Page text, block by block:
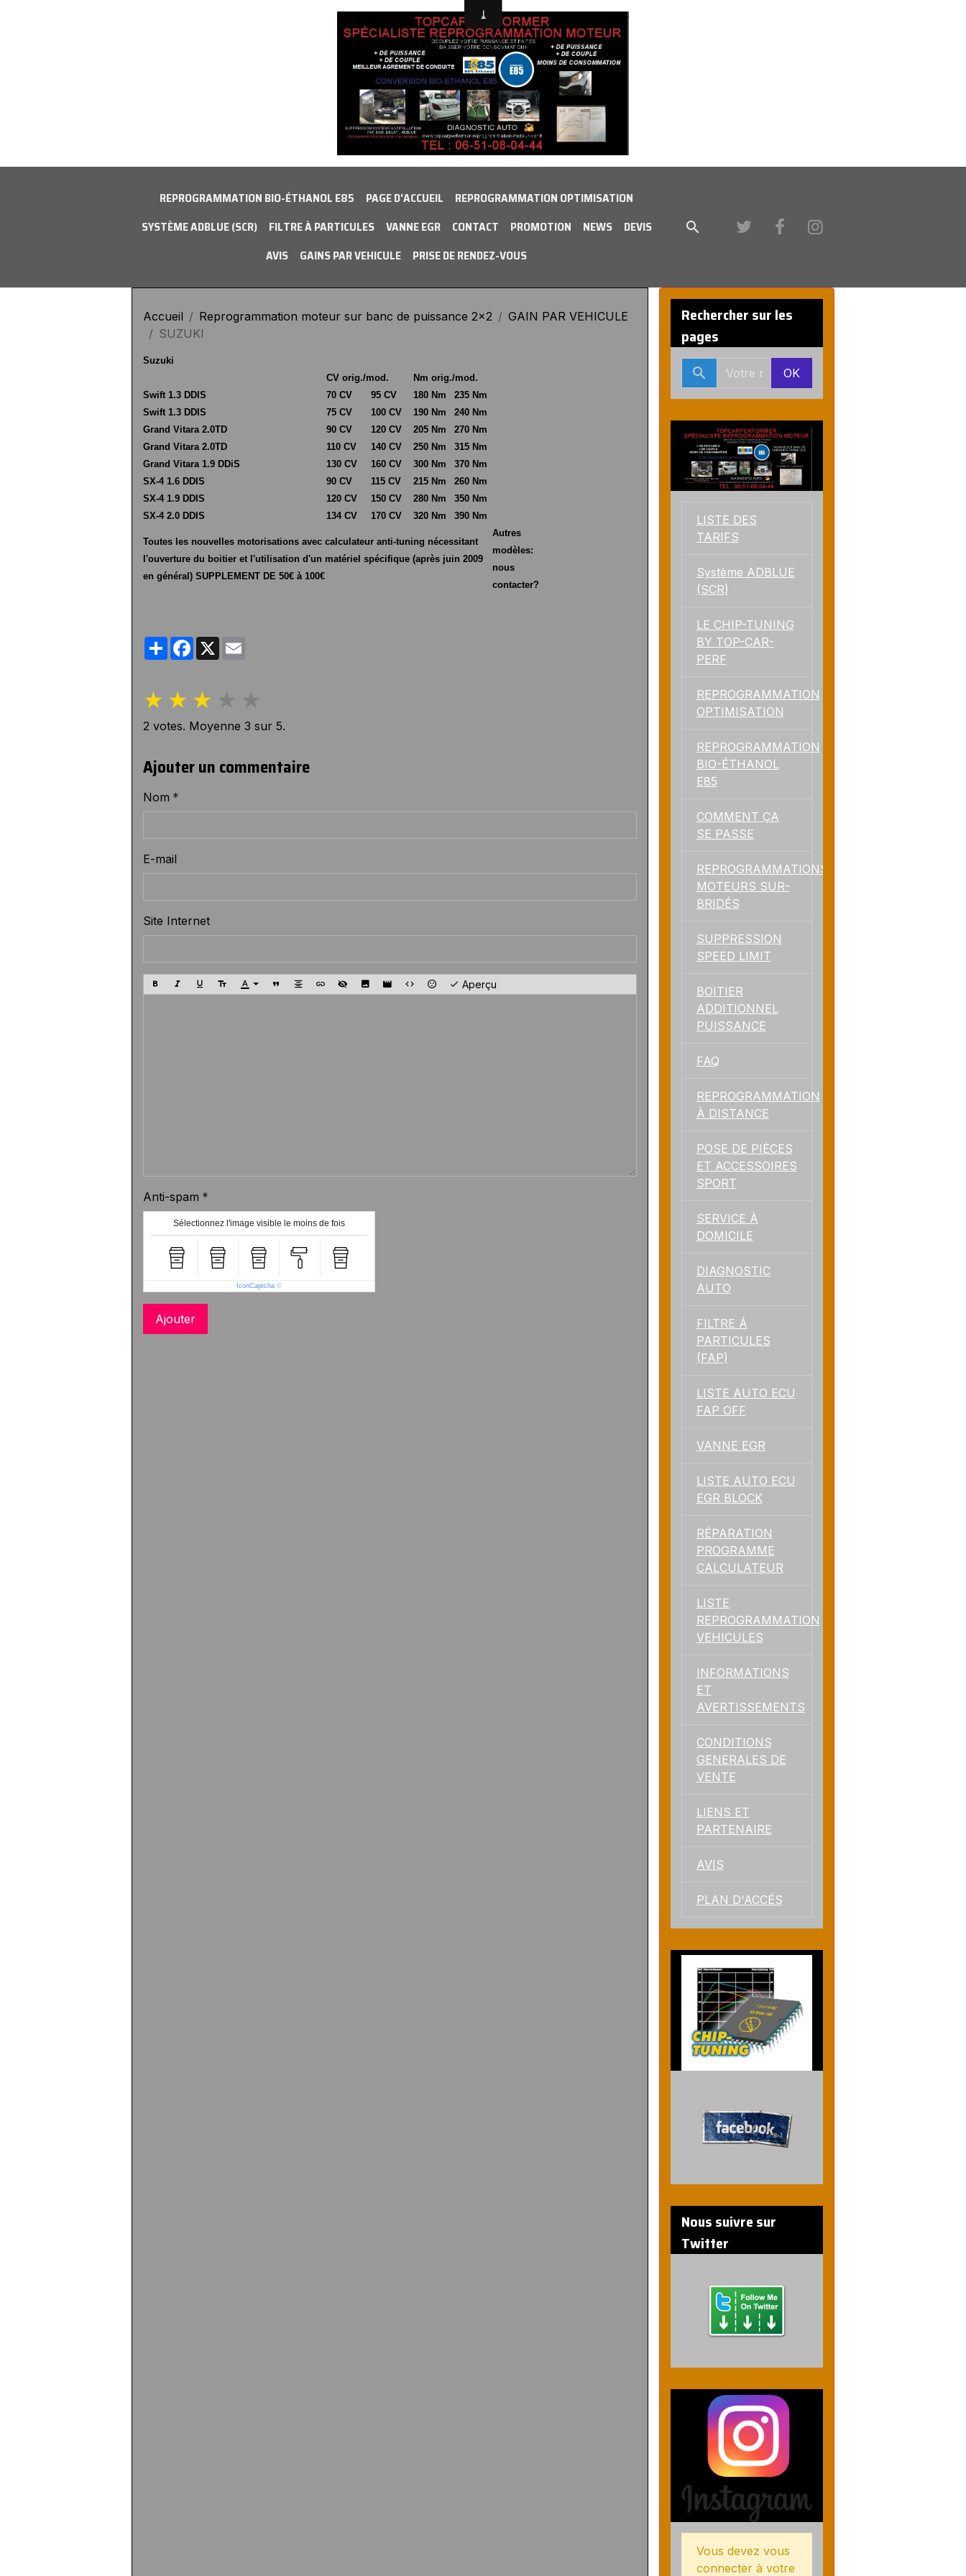
REPROGRAMMATION BIO-ÉTHANOL E85 PAGE D'ACCUEIL
REPROGRAMMATION OPTIMISATION
SYSTÈME ADBLUE (SCR)
FILTRE À PARTICULES VANNE EGR CONTACT PROMOTION NEWS
DEVIS
AVIS
GAINS PAR VEHICULE PRISE DE RENDEZ-VOUS
Accueil Reprogrammation moteur sur banc de puissance 2x2
GAIN PAR VEHICULE
SUZUKI
Suzuki
CV orig./mod.
Nm orig./mod.
Swift 1.3 DDIS
70 CV 95 CV 180 Nm
235 Nm
Swift 1.3 DDIS
75 CV 100 CV 190 Nm
240 Nm
Grand Vitara 2.0TD
90 CV 120 CV 205 Nm
270 Nm
Grand Vitara 2.0TD
110 CV 140 CV 250 Nm
315 Nm
Grand Vitara 1.9 DDiS
130 CV 160 CV 300 Nm
370 Nm
SX-4 1.6 DDIS
90 CV 115 CV 215 Nm
260 Nm
SX-4 1.9 DDIS
120 CV 150 CV 280 Nm
350 Nm
SX-4 2.0 DDIS
134 CV 170 CV 320 Nm 390 Nm
Toutes les nouvelles motorisations avec calculateur anti-tuning nécessitant
l'ouverture du boitier et l'utilisation d'un matériel spécifique (après juin 2009
en général) SUPPLEMENT DE 50€ à 100€
Autres
modèles:
nous
contacter?
PartagerFacebook
X
★ ★ ★ ★ ★
2 votes. Moyenne 3 sur 5.
Ajouter un commentaire
Nom
E-mail
Site Internet
Aperçu
Anti-spam
Sélectionnez l'image visible le moins de fois
IconCaptcha ©
Ajouter
Rechercher sur les
pages
OK
LISTE DES
TARIFS
Système ADBLUE
(SCR)
LE CHIP-TUNING
BY TOP-CAR-
PERF
REPROGRAMMATION
OPTIMISATION
REPROGRAMMATION
BIO-ÉTHANOL
E85
COMMENT ÇA
SE PASSE
REPROGRAMMATIONS
MOTEURS SUR-
BRIDÉS
SUPPRESSION
SPEED LIMIT
BOITIER
ADDITIONNEL
PUISSANCE
FAQ
REPROGRAMMATION
À DISTANCE
POSE DE PIÈCES
ET ACCESSOIRES
SPORT
SERVICE À
DOMICILE
DIAGNOSTIC
AUTO
FILTRE Á
PARTICULES
(FAP)
LISTE AUTO ECU
FAP OFF
VANNE EGR
LISTE AUTO ECU
EGR BLOCK
RÉPARATION
PROGRAMME
CALCULATEUR
LISTE
REPROGRAMMATION
VEHICULES
INFORMATIONS
ET
AVERTISSEMENTS
CONDITIONS
GENERALES DE
VENTE
LIENS ET
PARTENAIRE
AVIS
PLAN D'ACCÉS
Nous suivre sur
Twitter
Vous devez vous
connecter à votre